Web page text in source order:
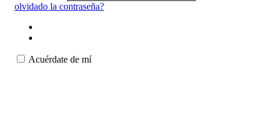
olvidado la contraseña?
Acuérdate de mí